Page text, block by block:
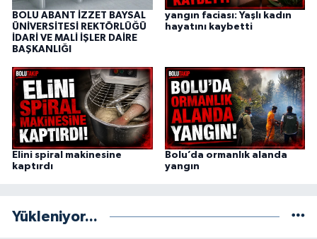
BOLU ABANT İZZET BAYSAL
ÜNİVERSİTESİ REKTÖRLÜĞÜ
İDARİ VE MALİ İŞLER DAİRE
BAŞKANLIĞI
yangın faciası: Yaşlı kadın
hayatını kaybetti
Elini spiral makinesine
kaptırdı
Bolu’da ormanlık alanda
yangın
Yükleniyor...